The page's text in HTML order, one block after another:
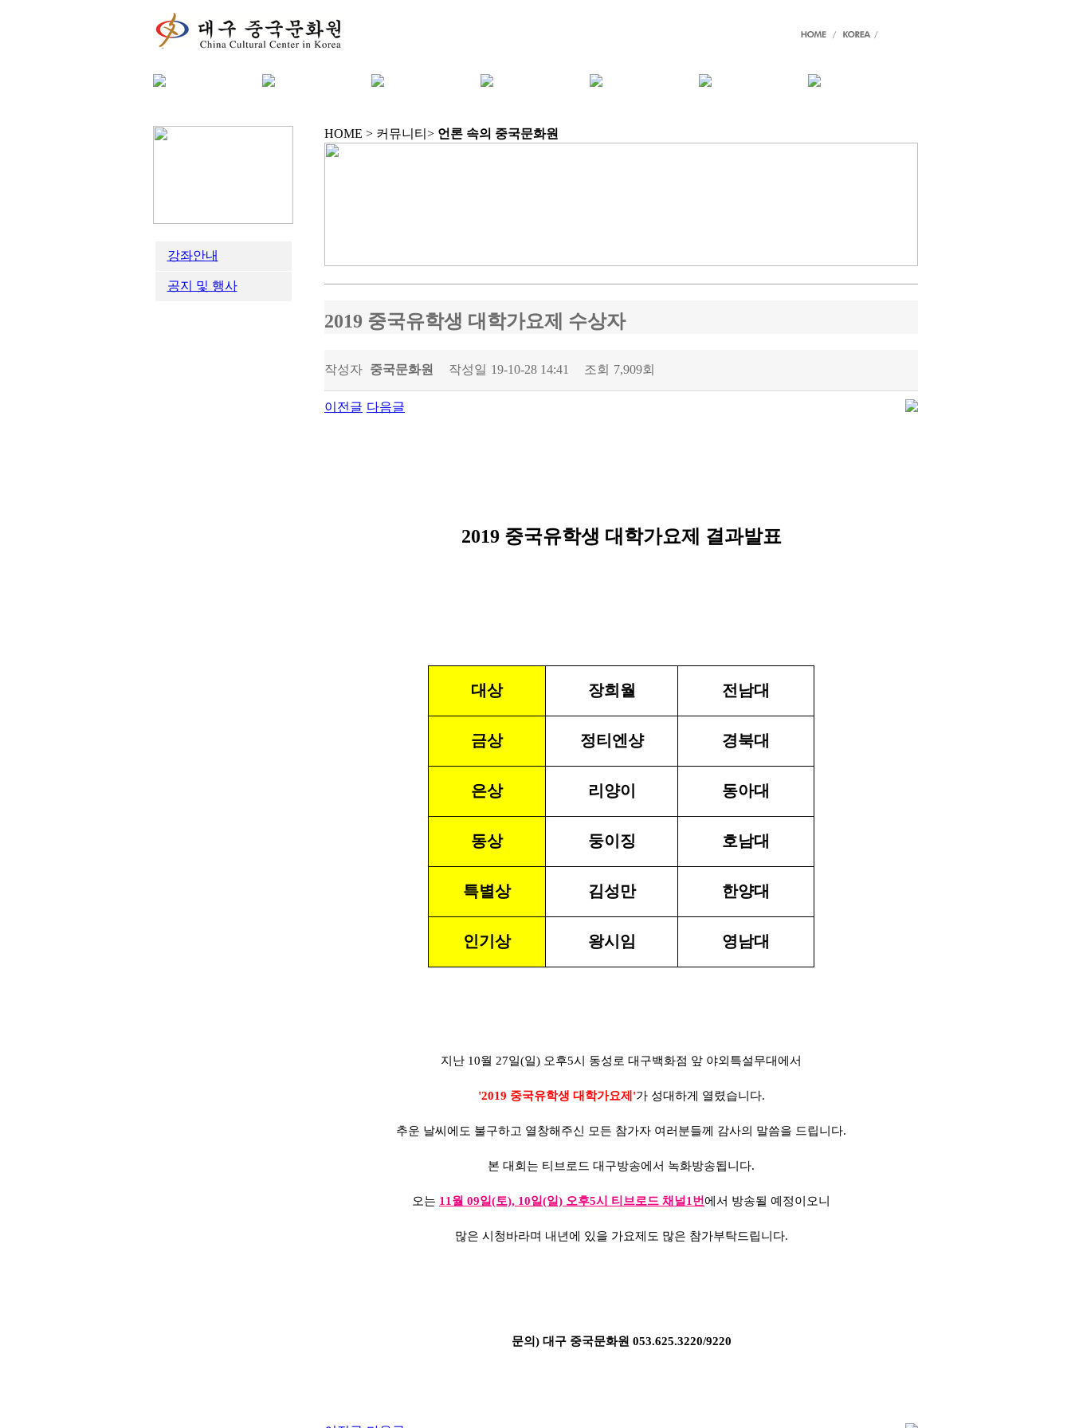
강좌안내
공지 및 행사
HOME > 커뮤니티> 언론 속의 중국문화원
2019 중국유학생 대학가요제 수상자
작성자 중국문화원 작성일 19-10-28 14:41 조회 7,909회
이전글 다음글
​2019 중국유학생 대학가요제 결과발표
대상 장희월 전남대
금상 정티엔샹 경북대
은상 리양이 동아대
동상 둥이징 호남대
특별상 김성만 한양대
인기상 왕시임 영남대
지난 10월 27일(일) 오후5시 동성로 대구백화점 앞 야외특설무대에서
'2019 중국유학생 대학가요제'가 성대하게 열렸습니다.
추운 날씨에도 불구하고 열창해주신 모든 참가자 여러분들께 감사의 말씀을 드립니다.
본 대회는 티브로드 대구방송에서 녹화방송됩니다.
오는 11월 09일(토), 10일(일) 오후5시 티브로드 채널1번에서 방송될 예정이오니
많은 시청바라며 내년에 있을 가요제도 많은 참가부탁드립니다.
문의) 대구 중국문화원​ 053.625.3220/9220